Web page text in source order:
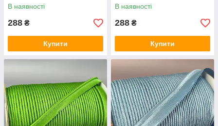
В наявності
288 ₴
Купити
В наявності
288 ₴
Купити